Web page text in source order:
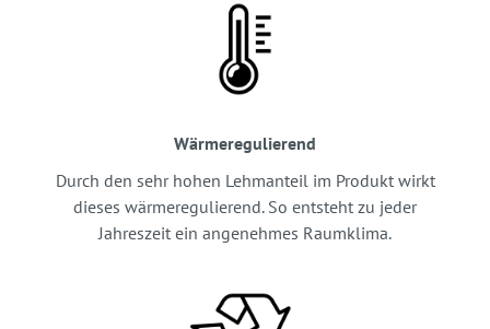
Wärmeregulierend
Durch den sehr hohen Lehmanteil im Produkt wirkt
dieses wärmeregulierend. So entsteht zu jeder
Jahreszeit ein angenehmes Raumklima.